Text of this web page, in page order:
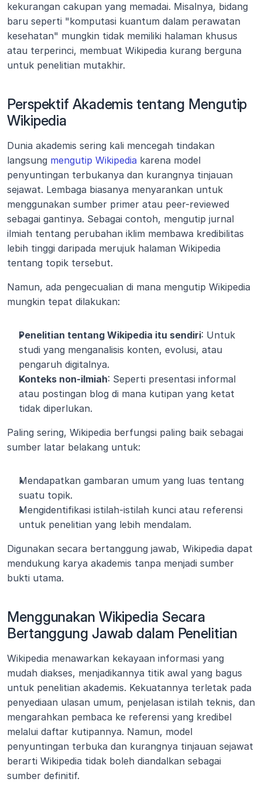
kekurangan cakupan yang memadai. Misalnya, bidang
baru seperti "komputasi kuantum dalam perawatan
kesehatan" mungkin tidak memiliki halaman khusus
atau terperinci, membuat Wikipedia kurang berguna
untuk penelitian mutakhir.
Perspektif Akademis tentang Mengutip
Wikipedia
Dunia akademis sering kali mencegah tindakan
langsung mengutip Wikipedia karena model
penyuntingan terbukanya dan kurangnya tinjauan
sejawat. Lembaga biasanya menyarankan untuk
menggunakan sumber primer atau peer-reviewed
sebagai gantinya. Sebagai contoh, mengutip jurnal
ilmiah tentang perubahan iklim membawa kredibilitas
lebih tinggi daripada merujuk halaman Wikipedia
tentang topik tersebut.
Namun, ada pengecualian di mana mengutip Wikipedia
mungkin tepat dilakukan:
Penelitian tentang Wikipedia itu sendiri: Untuk
studi yang menganalisis konten, evolusi, atau
pengaruh digitalnya.
Konteks non-ilmiah: Seperti presentasi informal
atau postingan blog di mana kutipan yang ketat
tidak diperlukan.
Paling sering, Wikipedia berfungsi paling baik sebagai
sumber latar belakang untuk:
Mendapatkan gambaran umum yang luas tentang
suatu topik.
Mengidentifikasi istilah-istilah kunci atau referensi
untuk penelitian yang lebih mendalam.
Digunakan secara bertanggung jawab, Wikipedia dapat
mendukung karya akademis tanpa menjadi sumber
bukti utama.
Menggunakan Wikipedia Secara
Bertanggung Jawab dalam Penelitian
Wikipedia menawarkan kekayaan informasi yang
mudah diakses, menjadikannya titik awal yang bagus
untuk penelitian akademis. Kekuatannya terletak pada
penyediaan ulasan umum, penjelasan istilah teknis, dan
mengarahkan pembaca ke referensi yang kredibel
melalui daftar kutipannya. Namun, model
penyuntingan terbuka dan kurangnya tinjauan sejawat
berarti Wikipedia tidak boleh diandalkan sebagai
sumber definitif.